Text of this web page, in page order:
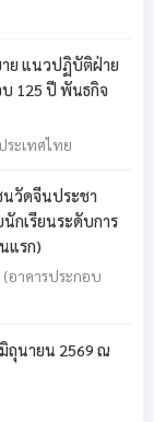
ย แนวปฏิบัติฝ่าย
บ 125 ปี พันธกิจ
ะเทศไทย
วัดจีนประชา
กเรียนระดับการ
แรก)
(อาคารประกอบ
ถุนายน 2569 ณ